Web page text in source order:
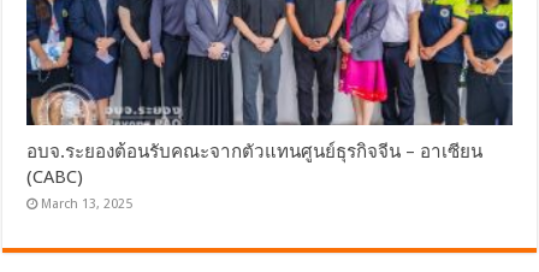
อบจ.ระยองต้อนรับคณะจากตัวแทนศูนย์ธุรกิจจีน – อาเซียน
(CABC)
March 13, 2025